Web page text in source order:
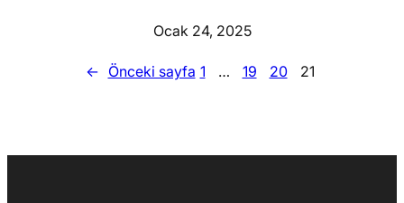
Ocak 24, 2025
← Önceki sayfa 1 … 19 20 21